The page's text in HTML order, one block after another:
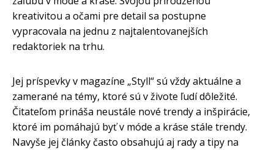
kreativitou a očami pre detail sa postupne
vypracovala na jednu z najtalentovanejších
redaktoriek na trhu.
Jej príspevky v magazíne „Styll“ sú vždy aktuálne a
zamerané na témy, ktoré sú v živote ľudí dôležité.
Čitateľom prináša neustále nové trendy a inšpirácie,
ktoré im pomáhajú byť v móde a kráse stále trendy.
Navyše jej články často obsahujú aj rady a tipy na